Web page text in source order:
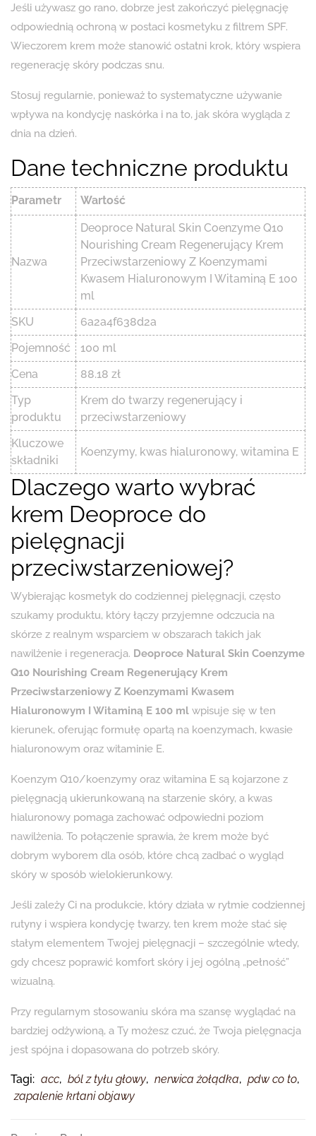
Jeśli używasz go rano, dobrze jest zakończyć pielęgnację
odpowiednią ochroną w postaci kosmetyku z filtrem SPF.
Wieczorem krem może stanowić ostatni krok, który wspiera
regenerację skóry podczas snu.
Stosuj regularnie, ponieważ to systematyczne używanie
wpływa na kondycję naskórka i na to, jak skóra wygląda z
dnia na dzień.
Dane techniczne produktu
Parametr Wartość
Nazwa
Deoproce Natural Skin Coenzyme Q10
Nourishing Cream Regenerujący Krem ​​
Przeciwstarzeniowy Z Koenzymami
Kwasem Hialuronowym I Witaminą E 100
ml
SKU
6a2a4f638d2a
Pojemność
100 ml
Cena
88.18 zł
Typ
produktu
Krem do twarzy regenerujący i
przeciwstarzeniowy
Kluczowe
składniki
Koenzymy, kwas hialuronowy, witamina E
Dlaczego warto wybrać
krem Deoproce do
pielęgnacji
przeciwstarzeniowej?
Wybierając kosmetyk do codziennej pielęgnacji, często
szukamy produktu, który łączy przyjemne odczucia na
skórze z realnym wsparciem w obszarach takich jak
nawilżenie i regeneracja. Deoproce Natural Skin Coenzyme
Q10 Nourishing Cream Regenerujący Krem ​​
Przeciwstarzeniowy Z Koenzymami Kwasem
Hialuronowym I Witaminą E 100 ml wpisuje się w ten
kierunek, oferując formułę opartą na koenzymach, kwasie
hialuronowym oraz witaminie E.
Koenzym Q10/koenzymy oraz witamina E są kojarzone z
pielęgnacją ukierunkowaną na starzenie skóry, a kwas
hialuronowy pomaga zachować odpowiedni poziom
nawilżenia. To połączenie sprawia, że krem może być
dobrym wyborem dla osób, które chcą zadbać o wygląd
skóry w sposób wielokierunkowy.
Jeśli zależy Ci na produkcie, który działa w rytmie codziennej
rutyny i wspiera kondycję twarzy, ten krem może stać się
stałym elementem Twojej pielęgnacji – szczególnie wtedy,
gdy chcesz poprawić komfort skóry i jej ogólną „pełność”
wizualną.
Przy regularnym stosowaniu skóra ma szansę wyglądać na
bardziej odżywioną, a Ty możesz czuć, że Twoja pielęgnacja
jest spójna i dopasowana do potrzeb skóry.
Tagi: acc, ból z tyłu głowy, nerwica żołądka, pdw co to,
zapalenie krtani objawy